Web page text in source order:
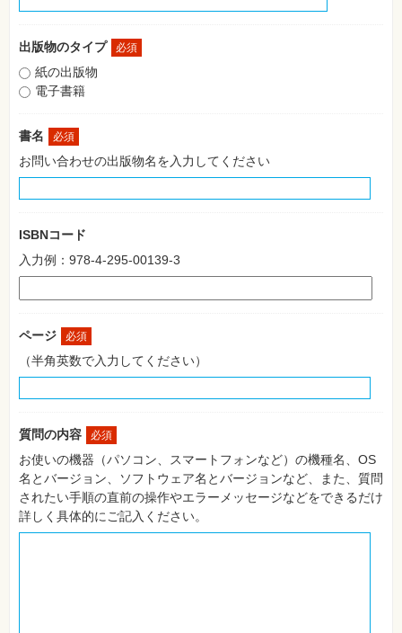
資
験
プ
ロ
グ
ミ
ン
ネ
ー
テ
ク
味・
素
集
自
作・
パ
ソ
コ
ン・
ホ
ビ
ー
出版物のタイプ 必須
紙の出版物
電子書籍
書名 必須
お問い合わせの出版物名を入力してください
ISBNコード
入力例：978-4-295-00139-3
ページ 必須
（半角英数で入力してください）
質問の内容 必須
お使いの機器（パソコン、スマートフォンなど）の機種名、OS
名とバージョン、ソフトウェア名とバージョンなど、また、質問
されたい手順の直前の操作やエラーメッセージなどをできるだけ
詳しく具体的にご記入ください。